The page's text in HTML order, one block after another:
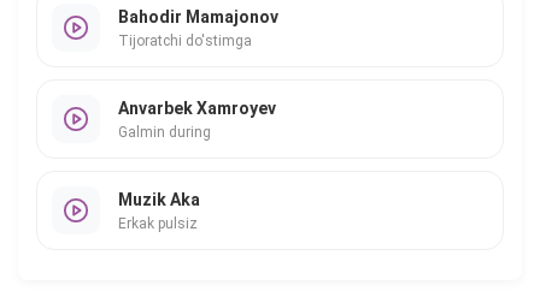
Bahodir Mamajonov
Tijoratchi do'stimga
Anvarbek Xamroyev
Galmin during
Muzik Aka
Erkak pulsiz